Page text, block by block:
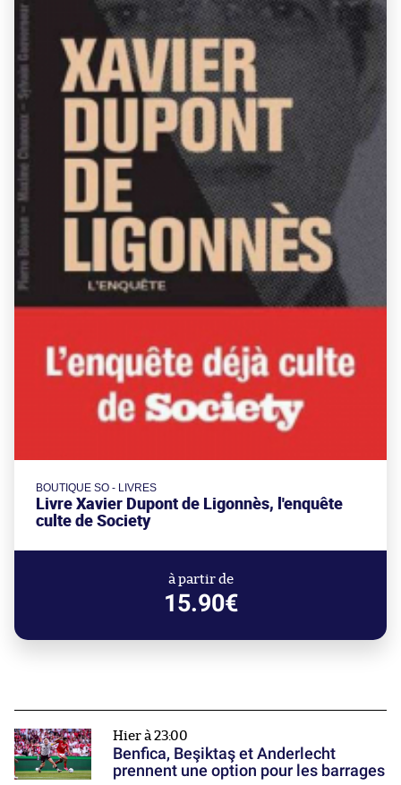
BOUTIQUE SO - LIVRES
Livre Xavier Dupont de Ligonnès, l'enquête
culte de Society
à partir de
15.90€
Hier à 23:00
Benfica, Beşiktaş et Anderlecht
prennent une option pour les barrages